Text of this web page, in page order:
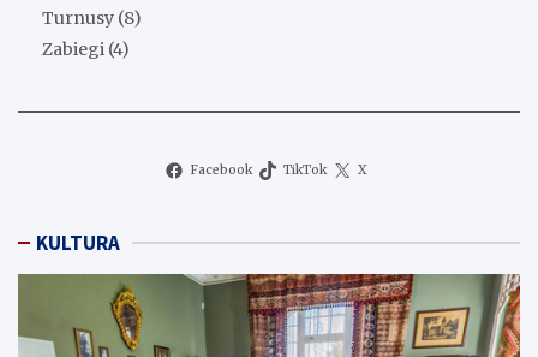
Turnusy (8)
Zabiegi (4)
Facebook TikTok X
KULTURA